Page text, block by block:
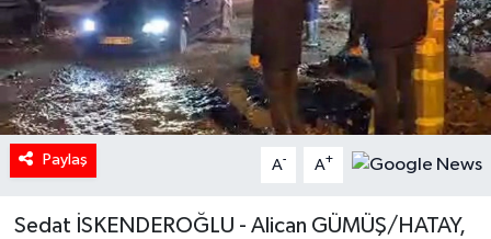
Paylaş A- A+
Sedat İSKENDEROĞLU - Alican GÜMÜŞ/HATAY,